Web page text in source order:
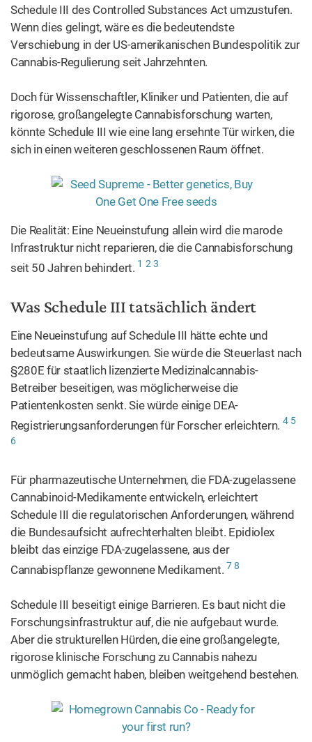
Schedule III des Controlled Substances Act umzustufen.
Wenn dies gelingt, wäre es die bedeutendste
Verschiebung in der US-amerikanischen Bundespolitik zur
Cannabis-Regulierung seit Jahrzehnten.
Doch für Wissenschaftler, Kliniker und Patienten, die auf
rigorose, großangelegte Cannabisforschung warten,
könnte Schedule III wie eine lang ersehnte Tür wirken, die
sich in einen weiteren geschlossenen Raum öffnet.
Die Realität: Eine Neueinstufung allein wird die marode
Infrastruktur nicht reparieren, die die Cannabisforschung
seit 50 Jahren behindert. 1 2 3
Was Schedule III tatsächlich ändert
Eine Neueinstufung auf Schedule III hätte echte und
bedeutsame Auswirkungen. Sie würde die Steuerlast nach
§280E für staatlich lizenzierte Medizinalcannabis-
Betreiber beseitigen, was möglicherweise die
Patientenkosten senkt. Sie würde einige DEA-
Registrierungsanforderungen für Forscher erleichtern. 4 5
6
Für pharmazeutische Unternehmen, die FDA-zugelassene
Cannabinoid-Medikamente entwickeln, erleichtert
Schedule III die regulatorischen Anforderungen, während
die Bundesaufsicht aufrechterhalten bleibt. Epidiolex
bleibt das einzige FDA-zugelassene, aus der
Cannabispflanze gewonnene Medikament. 7 8
Schedule III beseitigt einige Barrieren. Es baut nicht die
Forschungsinfrastruktur auf, die nie aufgebaut wurde.
Aber die strukturellen Hürden, die eine großangelegte,
rigorose klinische Forschung zu Cannabis nahezu
unmöglich gemacht haben, bleiben weitgehend bestehen.